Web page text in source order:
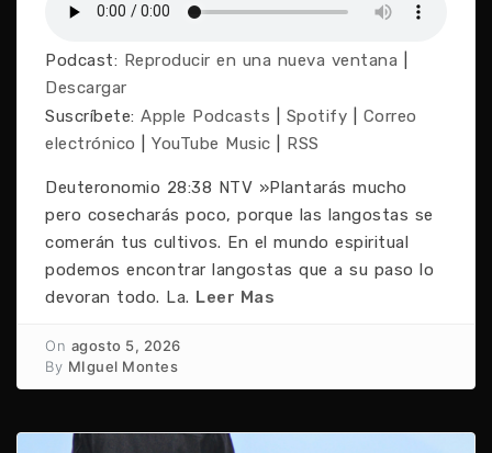
Podcast: Reproducir en una nueva ventana
Descargar
Suscríbete: Apple Podcasts Spotify
Correo
electrónico
YouTube Music RSS
Deuteronomio 28:38 NTV »Plantarás mucho
pero cosecharás poco, porque las langostas se
comerán tus cultivos. En el mundo espiritual
podemos encontrar langostas que a su paso lo
devoran todo. La. Leer Mas
On agosto 5, 2026
By MIguel Montes